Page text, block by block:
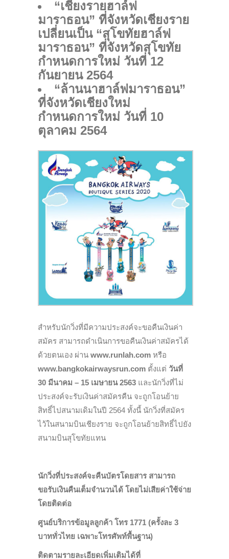
“เชียงรายฮาล์ฟ
มาราธอน” ที่จังหวัดเชียงราย
เปลี่ยนเป็น “สุโขทัยฮาล์ฟ
มาราธอน” ที่จังหวัดสุโขทัย
กำหนดการใหม่ วันที่ 12
กันยายน 2564
“ล้านนาฮาล์ฟมาราธอน”
ที่จังหวัดเชียงใหม่
กำหนดการใหม่ วันที่ 10
ตุลาคม 2564
สำหรับนักวิ่งที่มีความประสงค์จะขอคืนเงินค่า
สมัคร สามารถดำเนินการขอคืนเงินค่าสมัครได้
ด้วยตนเอง ผ่าน www.runlah.com หรือ
www.bangkokairwaysrun.com ตั้งแต่ วันที่
30 มีนาคม – 15 เมษายน 2563 และนักวิ่งที่ไม่
ประสงค์จะรับเงินค่าสมัครคืน จะถูกโอนย้าย
สิทธิ์ไปสนามเดิมในปี 2564 ทั้งนี้ นักวิ่งที่สมัคร
ไว้ในสนามบินเชียงราย จะถูกโอนย้ายสิทธิ์ไปยัง
สนามบินสุโขทัยแทน
นักวิ่งที่ประสงค์จะคืนบัตรโดยสาร สามารถ
ขอรับเงินคืนเต็มจำนวนได้ โดยไม่เสียค่าใช้จ่าย
โดยติดต่อ
ศูนย์บริการข้อมูลลูกค้า โทร 1771 (ครั้งละ 3
บาททั่วไทย เฉพาะโทรศัพท์พื้นฐาน)
ติดตามรายละเอียดเพิ่มเติมได้ที่